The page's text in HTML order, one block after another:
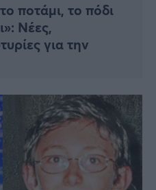
ποτάμι, το πόδι
Νέες,
για την